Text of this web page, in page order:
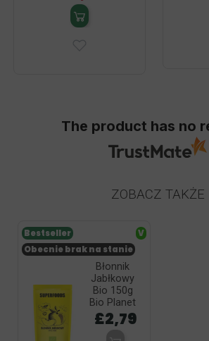
The product has no
ZOBACZ TAKŻE
Błonnik
Jabłkowy
Bio 150g
Bio Planet
£2,79
Obecnie brak na stanie
Bestseller V